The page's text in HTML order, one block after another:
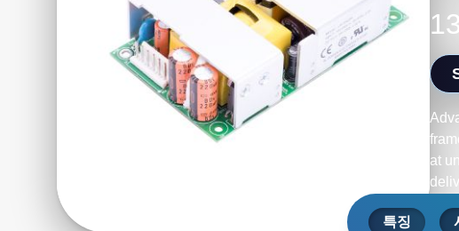
at
특징